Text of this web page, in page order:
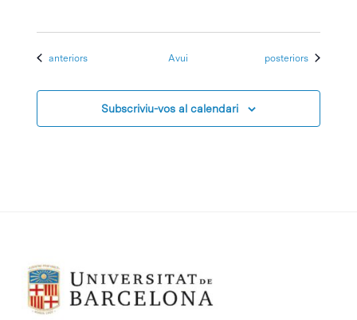
Esdeveniments
anteriors Avui Esdeveniments
posteriors
Subscriviu-vos al calendari